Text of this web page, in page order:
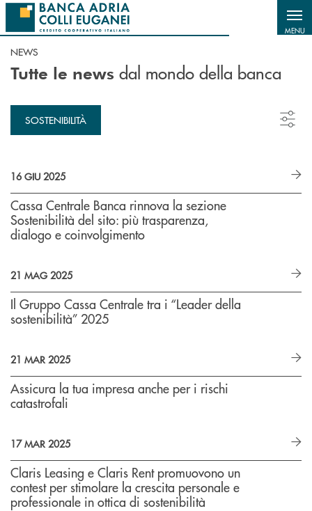
Salta al contenuto principale
MENU
NEWS
Tutte le news dal mondo della banca
SOSTENIBILITÀ
16 GIU 2025
Cassa Centrale Banca rinnova la sezione
Sostenibilità del sito: più trasparenza,
dialogo e coinvolgimento
21 MAG 2025
Il Gruppo Cassa Centrale tra i “Leader della
sostenibilità” 2025
21 MAR 2025
Assicura la tua impresa anche per i rischi
catastrofali
17 MAR 2025
Claris Leasing e Claris Rent promuovono un
contest per stimolare la crescita personale e
professionale in ottica di sostenibilità